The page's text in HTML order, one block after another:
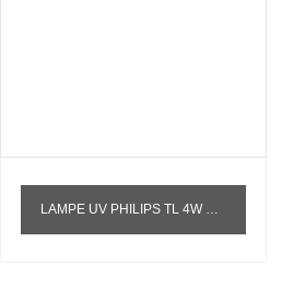
LAMPE UV PHILIPS TL 4W BL UVA365NM LAMPE DE POLYMÉRISATION PHOTOCATALYTIQUE T5